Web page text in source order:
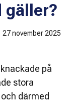
gäller?
på
stora
därmed
27 november 2025